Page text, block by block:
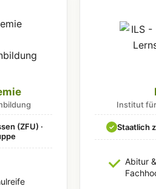
(ZFU) ·
Institut
✓ Staatlich
Abitur &